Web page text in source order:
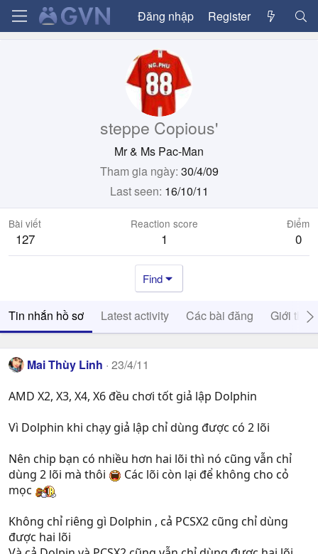
Đăng nhập Register
steppe Copious'
Mr & Ms Pac-Man
Tham gia ngày 30/4/09
Last seen 16/10/11
Bài viết
127
Reaction score
1
Điểm
0
Find
Tin nhắn hồ sơ Latest activity Các bài đăng Giới thiệu
Mai Thùy Linh 23/4/11
AMD X2, X3, X4, X6 đều chơi tốt giả lập Dolphin
Vì Dolphin khi chạy giả lập chỉ dùng được có 2 lõi
Nên chip bạn có nhiều hơn hai lõi thì nó cũng vẫn chỉ
dùng 2 lõi mà thôi
Các lõi còn lại để không cho cỏ
mọc
Không chỉ riêng gì Dolphin , cả PCSX2 cũng chỉ dùng
được hai lõi